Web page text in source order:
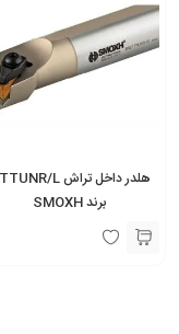
برند SMOXH